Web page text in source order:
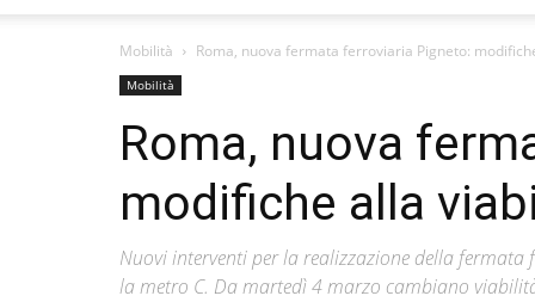
Mobilità Roma, nuova fermata ferroviaria Pigneto:
Mobilità
Roma, nuova
modifiche alla
Nuovi interventi per la realizzazione della fermata
la metro C. Da martedì 4 marzo cambiano